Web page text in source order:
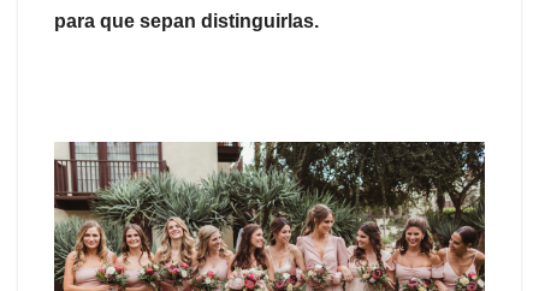
para que sepan distinguirlas.